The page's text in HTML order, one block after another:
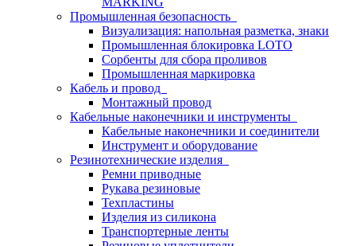
Промышленная безопасность
Визуализация: напольная разметка, знаки
Промышленная блокировка LOTO
Сорбенты для сбора проливов
Промышленная маркировка
Кабель и провод
Монтажный провод
Кабельные наконечники и инструменты
Кабельные наконечники и соединители
Инструмент и оборудование
Резинотехнические изделия
Ремни приводные
Рукава резиновые
Техпластины
Изделия из силикона
Транспортерные ленты